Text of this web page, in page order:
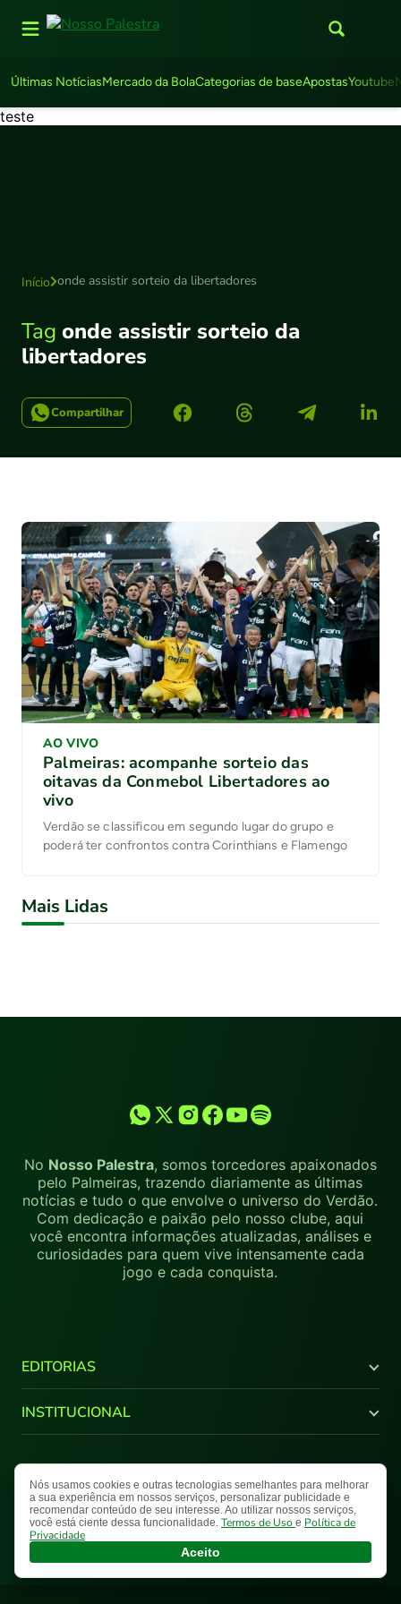
Últimas NotíciasMercado da BolaCategorias de baseApostasYoutube
teste
Início onde assistir sorteio da libertadores
Tag onde assistir sorteio da
libertadores
Compartilhar
AO VIVO
Palmeiras: acompanhe sorteio das
oitavas da Conmebol Libertadores ao
vivo
Verdão se classificou em segundo lugar do grupo e
poderá ter confrontos contra Corinthians e Flamengo
Mais Lidas
No Nosso Palestra, somos torcedores apaixonados
pelo Palmeiras, trazendo diariamente as últimas
notícias e tudo o que envolve o universo do Verdão.
Com dedicação e paixão pelo nosso clube, aqui
você encontra informações atualizadas, análises e
curiosidades para quem vive intensamente cada
jogo e cada conquista.
EDITORIAS
Últimas Notícias
Brasileirão
Libertadores
Supercopa do Brasil
Paulistão
NPlay
Galeria
Entrevista
INSTITUCIONAL
Quem Somos
Comercial
Fale Conosco
Nosso Palestra © 2026 Todos os direitos reservados.
Termos de UsoPolítica de PrivacidadeMapa do Site
Nós usamos cookies e outras tecnologias semelhantes para melhorar
a sua experiência em nossos serviços, personalizar publicidade e
recomendar conteúdo de seu interesse. Ao utilizar nossos serviços,
você está ciente dessa funcionalidade. Termos de Uso e Política de
Privacidade
Aceito